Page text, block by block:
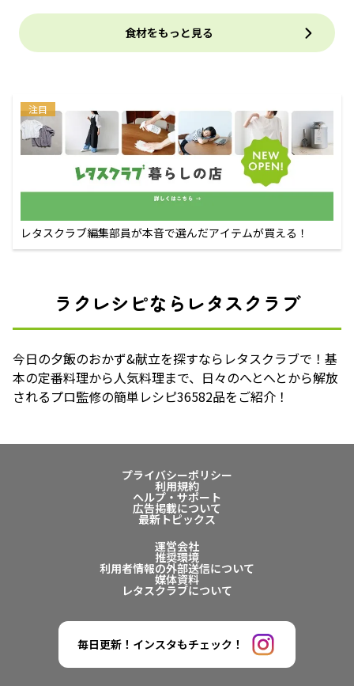
食材をもっと見る
注目
レタスクラブ編集部員が本音で選んだアイテムが買える！
ラクレシピならレタスクラブ
今日の夕飯のおかず&献立を探すならレタスクラブで！基
本の定番料理から人気料理まで、日々のへとへとから解放
されるプロ監修の簡単レシピ36582品をご紹介！
プライバシーポリシー
利用規約
ヘルプ・サポート
広告掲載について
最新トピックス
運営会社
推奨環境
利用者情報の外部送信について
媒体資料
レタスクラブについて
毎日更新！インスタもチェック！